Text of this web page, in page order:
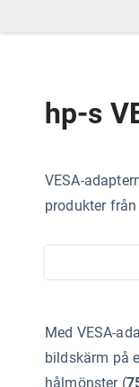
hp-s
VESA-
produkter från
Med VESA-
bildskärm på
hålmönster (